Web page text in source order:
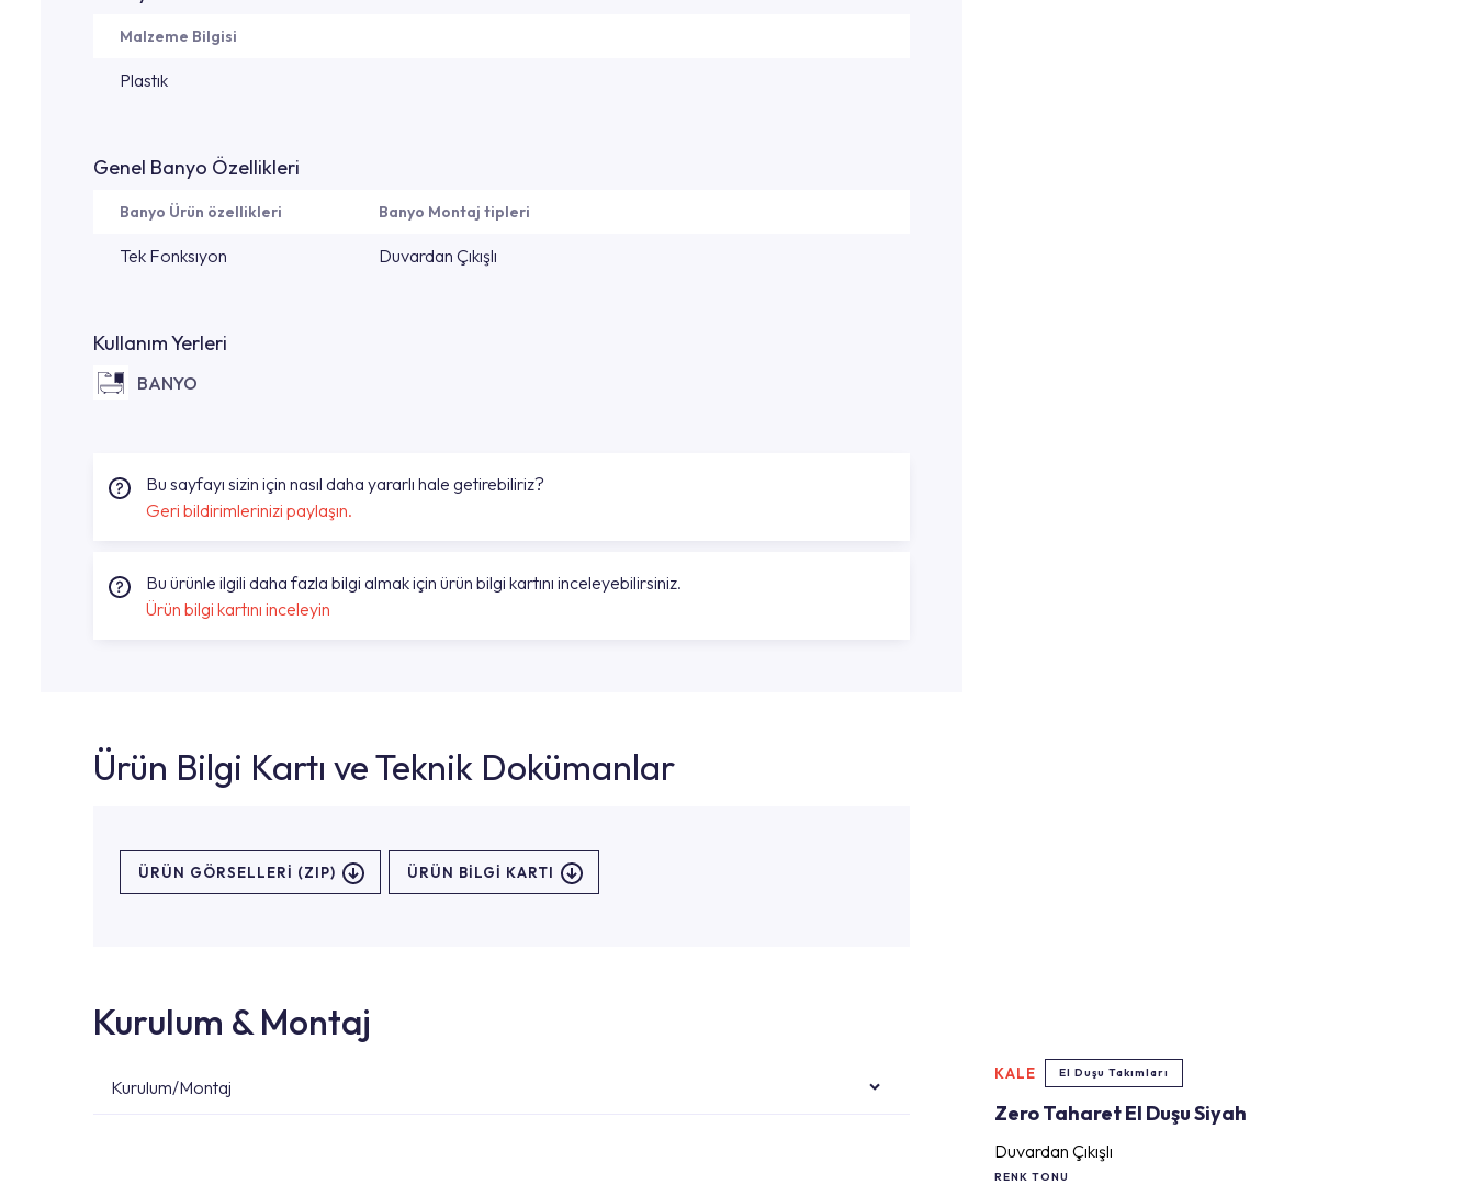
KALE El Duşu Takımları
Zero Taharet El Duşu Siyah
Duvardan Çıkışlı
RENK TONU
Malzeme Bilgisi
Plastık
Genel Banyo Özellikleri
Banyo Ürün özellikleri Banyo Montaj tipleri
Tek Fonksıyon Duvardan Çıkışlı
Kullanım Yerleri
BANYO
Bu sayfayı sizin için nasıl daha yararlı hale getirebiliriz?
Geri bildirimlerinizi paylaşın.
Bu ürünle ilgili daha fazla bilgi almak için ürün bilgi kartını inceleyebilirsiniz.
Ürün bilgi kartını inceleyin
Ürün Bilgi Kartı ve Teknik Dokümanlar
ÜRÜN GÖRSELLERI (ZIP) ÜRÜN BILGI KARTI
Kurulum & Montaj
Kurulum/Montaj